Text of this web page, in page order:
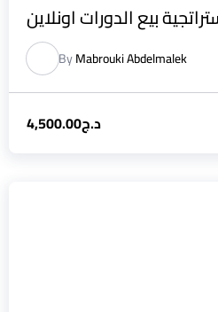
ByMabrouki Abdelmalek
د.ج4,500.00